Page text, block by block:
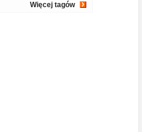
Więcej tagów